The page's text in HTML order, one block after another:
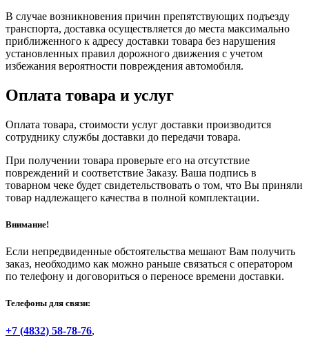
В случае возникновения причин препятствующих подъезду
транспорта, доставка осуществляется до места максимально
приближенного к адресу доставки товара без нарушения
установленных правил дорожного движения с учетом
избежания вероятности повреждения автомобиля.
Оплата товара и услуг
Оплата товара, стоимости услуг доставки производится
сотруднику службы доставки до передачи товара.
При получении товара проверьте его на отсутствие
повреждений и соответствие Заказу. Ваша подпись в
товарном чеке будет свидетельствовать о том, что Вы приняли
товар надлежащего качества в полной комплектации.
Внимание!
Если непредвиденные обстоятельства мешают Вам получить
заказ, необходимо как можно раньше связаться с оператором
по телефону и договориться о переносе времени доставки.
Телефоны для связи:
+7 (4832) 58-78-76,